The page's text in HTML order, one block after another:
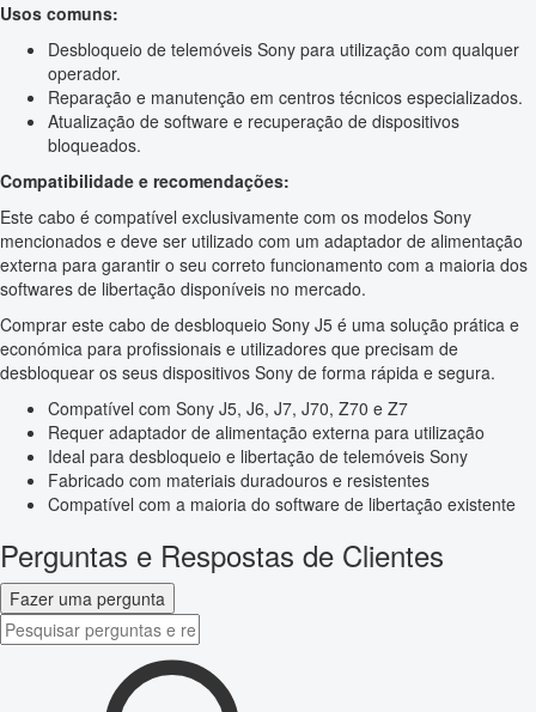
Usos comuns:
Desbloqueio de telemóveis Sony para utilização com qualquer
operador.
Reparação e manutenção em centros técnicos especializados.
Atualização de software e recuperação de dispositivos
bloqueados.
Compatibilidade e recomendações:
Este cabo é compatível exclusivamente com os modelos Sony
mencionados e deve ser utilizado com um adaptador de alimentação
externa para garantir o seu correto funcionamento com a maioria dos
softwares de libertação disponíveis no mercado.
Comprar este cabo de desbloqueio Sony J5 é uma solução prática e
económica para profissionais e utilizadores que precisam de
desbloquear os seus dispositivos Sony de forma rápida e segura.
Compatível com Sony J5, J6, J7, J70, Z70 e Z7
Requer adaptador de alimentação externa para utilização
Ideal para desbloqueio e libertação de telemóveis Sony
Fabricado com materiais duradouros e resistentes
Compatível com a maioria do software de libertação existente
Perguntas e Respostas de Clientes
Fazer uma pergunta